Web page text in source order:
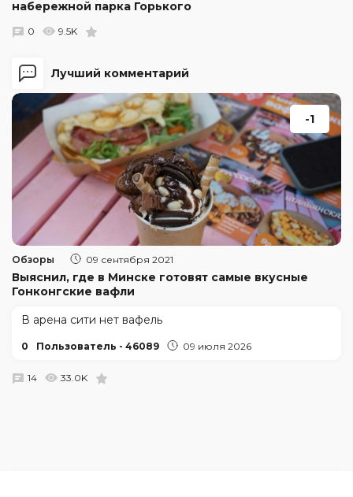
Лучший комментарий
-1
Обзоры 09 сентября 2021
Выяснил, где в Минске готовят самые вкусные
Гонконгские вафли
В арена сити нет вафель
0 Пользователь - 46089 09 июля 2026
14 33.0K
набережной парка Горького
0 9.5K